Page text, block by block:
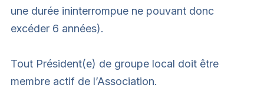
une durée ininterrompue ne pouvant donc
excéder 6 années).
Tout Président(e) de groupe local doit être
membre actif de l’Association.